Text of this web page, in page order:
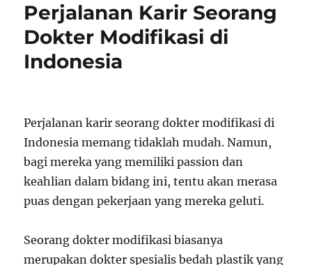
Perjalanan Karir Seorang
Dokter Modifikasi di
Indonesia
Perjalanan karir seorang dokter modifikasi di
Indonesia memang tidaklah mudah. Namun,
bagi mereka yang memiliki passion dan
keahlian dalam bidang ini, tentu akan merasa
puas dengan pekerjaan yang mereka geluti.
Seorang dokter modifikasi biasanya
merupakan dokter spesialis bedah plastik yang